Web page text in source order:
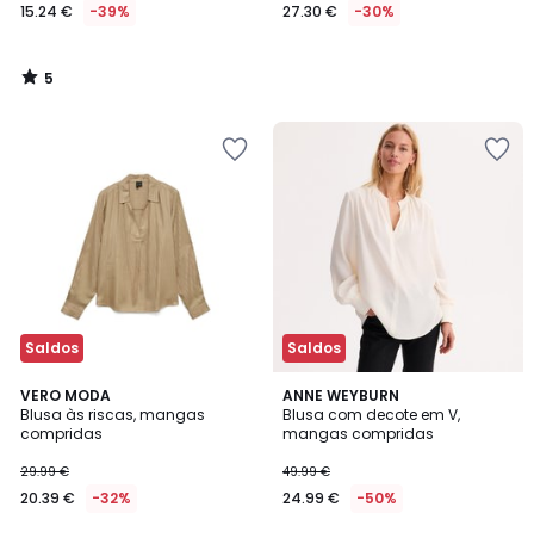
15.24 € -39%
5
/
27.30 € -30%
Saldos
VERO MODA
Blusa às riscas, mangas
compridas
29.99 €
20.39 € -32%
Saldos
ANNE WEYBURN
Blusa com decote em V,
mangas compridas
49.99 €
24.99 € -50%
4,2
/ 5